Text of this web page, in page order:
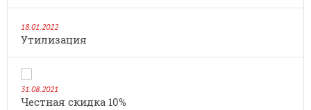
18.01.2022
Утилизация
31.08.2021
Честная скидка 10%